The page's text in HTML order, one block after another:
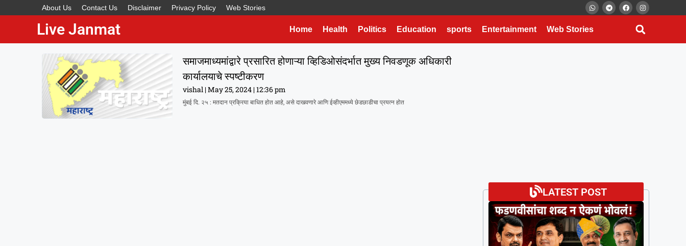
About Us Contact Us Disclaimer Privacy Policy Web Stories
Live Janmat Home Health Politics Education sports Entertainment Web Stories
समाजमाध्यमांद्वारे प्रसारित होणाऱ्या व्हिडिओसंदर्भात मुख्य निवडणूक अधिकारी
कार्यालयाचे स्पष्टीकरण
vishal May 25, 2024 12:36 pm
मुंबई दि. २५ : मतदान प्रक्रिया बाधित होत आहे, असे दाखवणारे आणि ईव्हीएममध्ये छेडछाडीचा प्रयत्न होत
LATEST POST